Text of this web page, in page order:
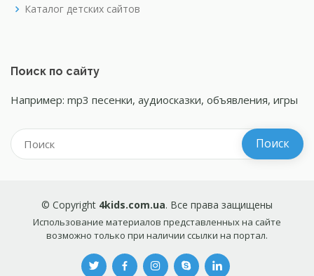
Каталог детских сайтов
Поиск по сайту
Например: mp3 песенки, аудиосказки, объявления, игры
© Copyright 4kids.com.ua. Все права защищены
Использование материалов представленных на сайте
возможно только при наличии ссылки на портал.